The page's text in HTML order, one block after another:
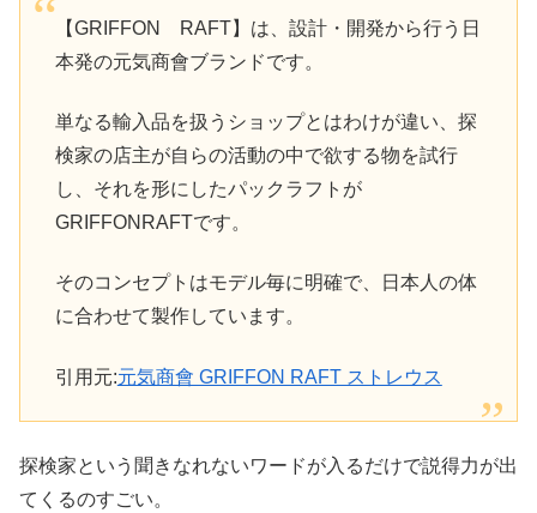
【GRIFFON RAFT】は、設計・開発から行う日
本発の元気商會ブランドです。
単なる輸入品を扱うショップとはわけが違い、探
検家の店主が自らの活動の中で欲する物を試行
し、それを形にしたパックラフトが
GRIFFONRAFTです。
そのコンセプトはモデル毎に明確で、日本人の体
に合わせて製作しています。
引用元:元気商會 GRIFFON RAFT ストレウス
探検家という聞きなれないワードが入るだけで説得力が出
てくるのすごい。